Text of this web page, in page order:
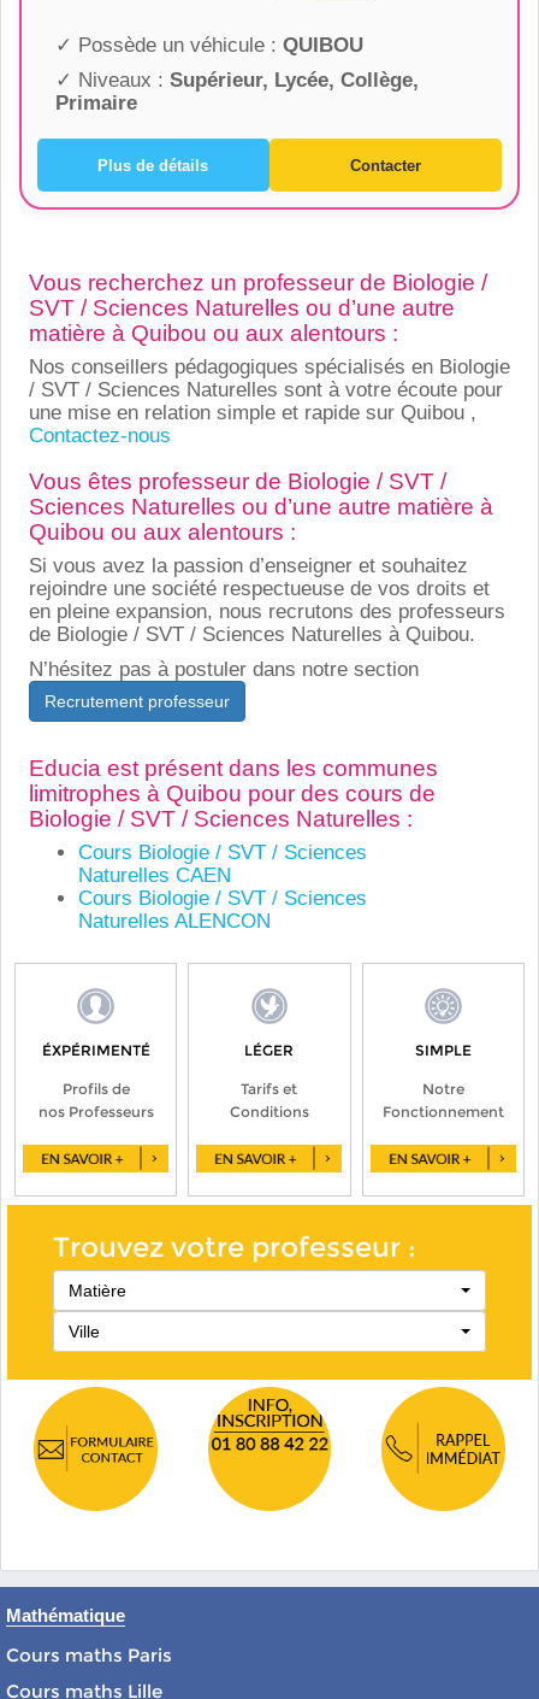
✓ Possède un véhicule : QUIBOU
✓ Niveaux : Supérieur, Lycée, Collège,
Primaire
Plus de détails Contacter
Vous recherchez un professeur de Biologie /
SVT / Sciences Naturelles ou d’une autre
matière à Quibou ou aux alentours :
Nos conseillers pédagogiques spécialisés en Biologie
/ SVT / Sciences Naturelles sont à votre écoute pour
une mise en relation simple et rapide sur Quibou ,
Contactez-nous
Vous êtes professeur de Biologie / SVT /
Sciences Naturelles ou d’une autre matière à
Quibou ou aux alentours :
Si vous avez la passion d’enseigner et souhaitez
rejoindre une société respectueuse de vos droits et
en pleine expansion, nous recrutons des professeurs
de Biologie / SVT / Sciences Naturelles à Quibou.
N’hésitez pas à postuler dans notre section
Recrutement professeur
Educia est présent dans les communes
limitrophes à Quibou pour des cours de
Biologie / SVT / Sciences Naturelles :
Cours Biologie / SVT / Sciences
Naturelles CAEN
Cours Biologie / SVT / Sciences
Naturelles ALENCON
ÉXPÉRIMENTÉ
Profils de
nos Professeurs
LÉGER
Tarifs et
Conditions
SIMPLE
Notre
Fonctionnement
Trouvez votre professeur :
Matière
Ville
Mathématique
Cours maths Paris
Cours maths Lille